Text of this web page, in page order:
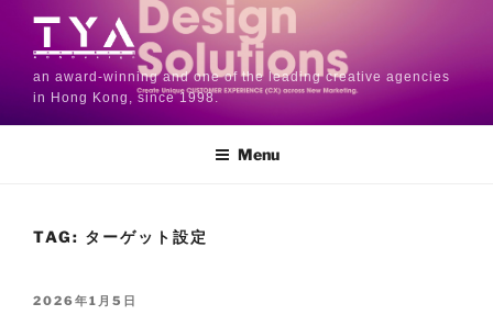
an award-winning and one of the leading creative agencies
in Hong Kong, since 1998.
Menu
TAG: ターゲット設定
2026年1月5日